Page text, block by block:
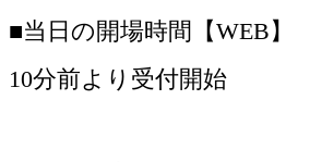
■当日の開場時間【WEB】
10分前より受付開始